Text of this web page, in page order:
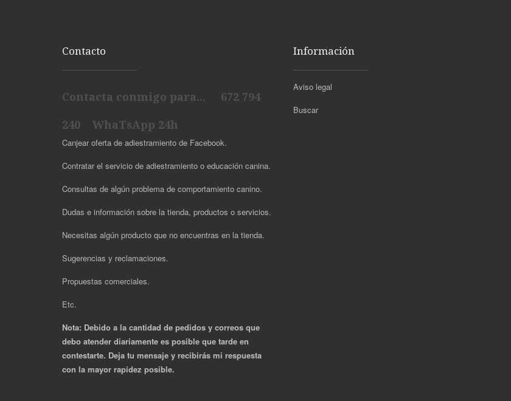
Contacto
Contacta conmigo para... 672 794
240 WhaTsApp 24h
Canjear oferta de adiestramiento de Facebook.
Contratar el servicio de adiestramiento o educación canina.
Consultas de algún problema de comportamiento canino.
Dudas e información sobre la tienda, productos o servicios.
Necesitas algún producto que no encuentras en la tienda.
Sugerencias y reclamaciones.
Propuestas comerciales.
Etc.
Nota: Debido a la cantidad de pedidos y correos que
debo atender diariamente es posible que tarde en
contestarte. Deja tu mensaje y recibirás mi respuesta
con la mayor rapidez posible.
Información
Aviso legal
Buscar